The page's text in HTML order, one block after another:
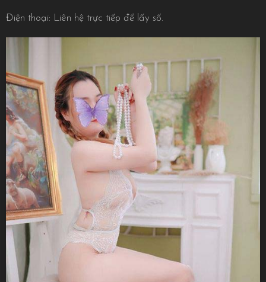
Điện thoại: Liên hệ trực tiếp để lấy số.